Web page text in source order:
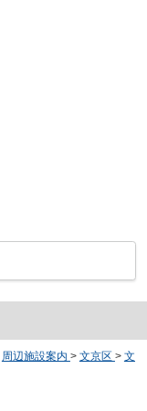
周辺施設案内 > 文京区 > 文